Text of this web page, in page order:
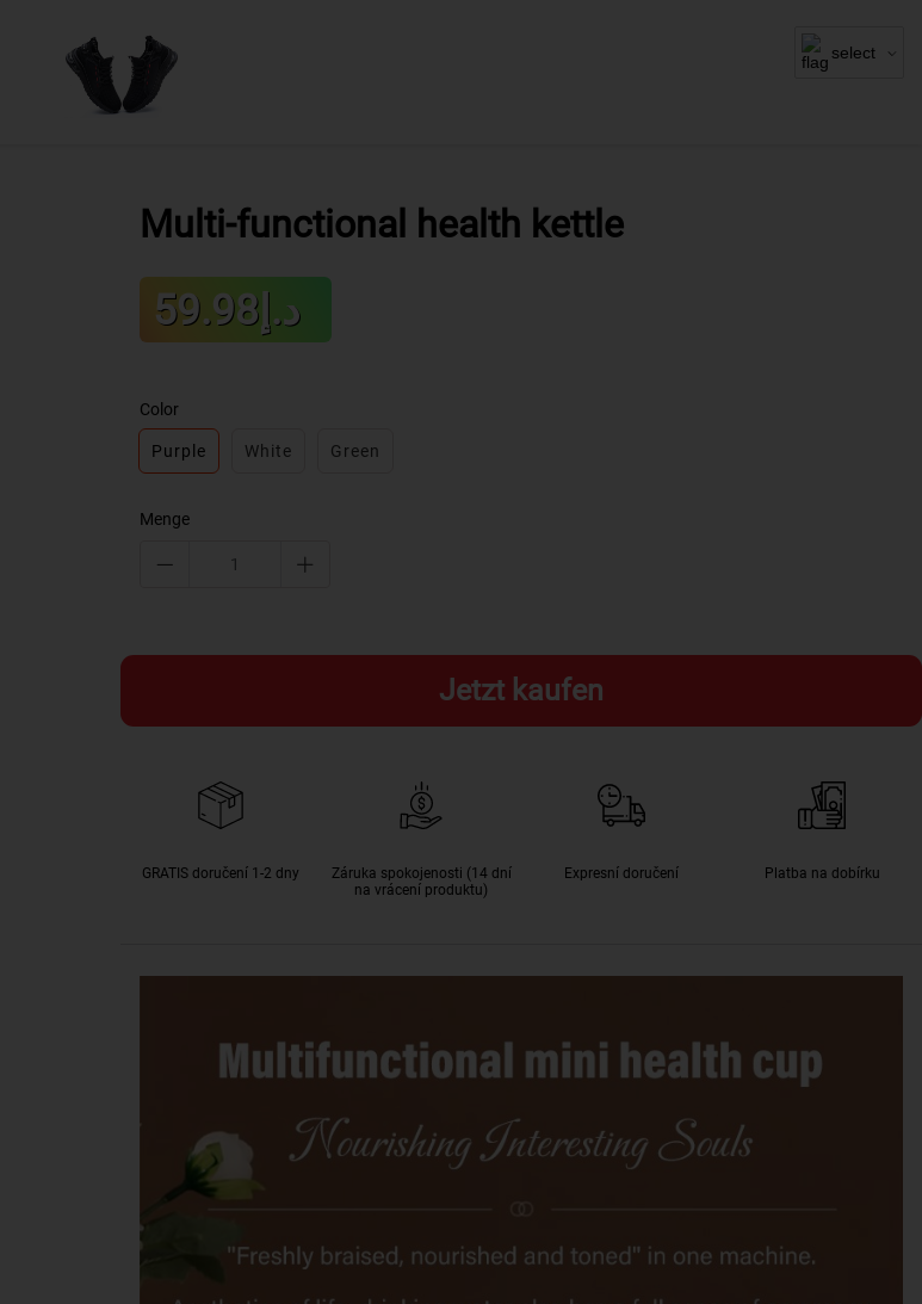
Multi-functional health kettle
Sale
price
د.إ59.98
Color
Purple White Green
Menge
Jetzt kaufen
GRATIS doručení 1-2 dny
Záruka spokojenosti (14 dní
na vrácení produktu)
Expresní doručení Platba na dobírku
select